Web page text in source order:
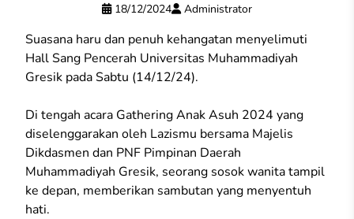
18/12/2024 Administrator
Suasana haru dan penuh kehangatan menyelimuti
Hall Sang Pencerah Universitas Muhammadiyah
Gresik pada Sabtu (14/12/24).
Di tengah acara Gathering Anak Asuh 2024 yang
diselenggarakan oleh Lazismu bersama Majelis
Dikdasmen dan PNF Pimpinan Daerah
Muhammadiyah Gresik, seorang sosok wanita tampil
ke depan, memberikan sambutan yang menyentuh
hati.